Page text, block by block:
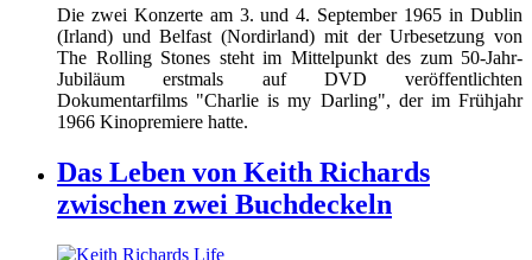
Die zwei Konzerte am 3. und 4. September 1965 in Dublin
(Irland) und Belfast (Nordirland) mit der Urbesetzung von
The Rolling Stones steht im Mittelpunkt des zum 50-Jahr-
Jubiläum erstmals auf DVD veröffentlichten
Dokumentarfilms "Charlie is my Darling", der im Frühjahr
1966 Kinopremiere hatte.
Das Leben von Keith Richards
zwischen zwei Buchdeckeln